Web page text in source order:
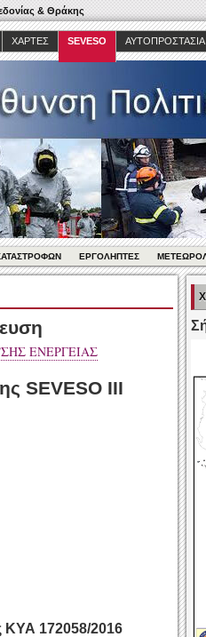
& Θράκης
ΧΆΡΤΕΣ SEVESO ΑΥΤΟΠΡΟΣΤΑΣΊΑ
ΕΡΓΟΛΗΠΤΕΣ
ΕΝΕΡΓΕΙΑΣ
SEVESO III
ΚΥΑ 172058/2016